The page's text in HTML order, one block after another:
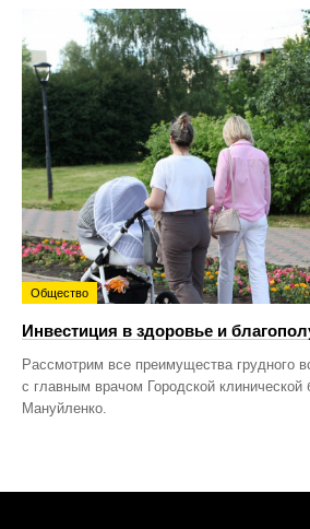
Общество
Инвестиция в здоровье и
Рассмотрим все преимущества грудного
с главным врачом Городской
Мануйленко.